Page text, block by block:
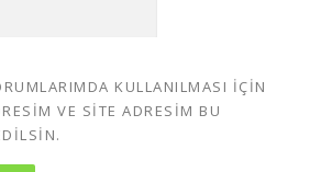
KULLANILMASI IÇIN
VE SITE ADRESIM BU